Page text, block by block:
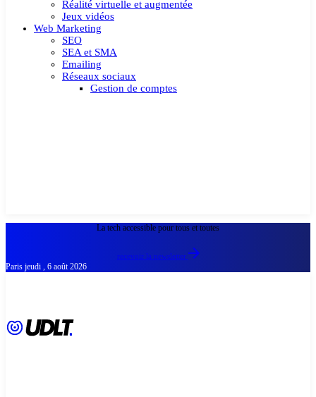
Réalité virtuelle et augmentée
Jeux vidéos
Web Marketing
SEO
SEA et SMA
Emailing
Réseaux sociaux
Gestion de comptes
La tech accessible pour tous et toutes
recevoir la newsletter
Paris jeudi , 6 août 2026